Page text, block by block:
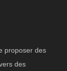
proposer des
des